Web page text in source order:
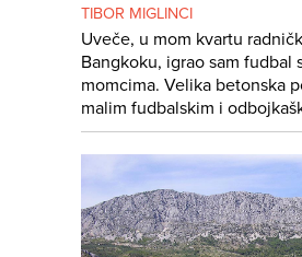
TIBOR MIGLINCI
Uveče, u mom kvartu
Bangkoku, igrao sam fudbal
momcima. Velika betonska
malim fudbalskim i